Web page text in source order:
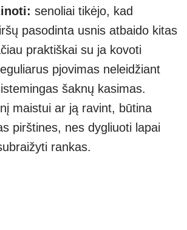
senoliai tikėjo, kad
pasodinta usnis atbaido kitas
praktiškai su ja kovoti
pjovimas neleidžiant
šaknų kasimas.
maistui ar ją ravint, būtina
pirštines, nes dygliuoti lapai
rankas.